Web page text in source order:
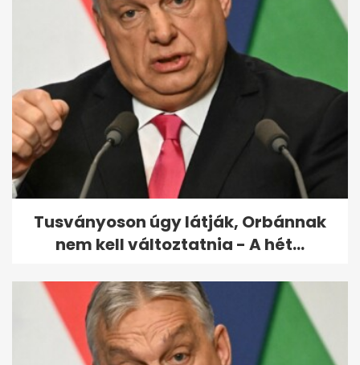
A legkeményebb bérgyilkosról
szóló film szegez este a
képernyő...
Tusványoson úgy látják, Orbánnak
nem kell változtatnia - A hét...